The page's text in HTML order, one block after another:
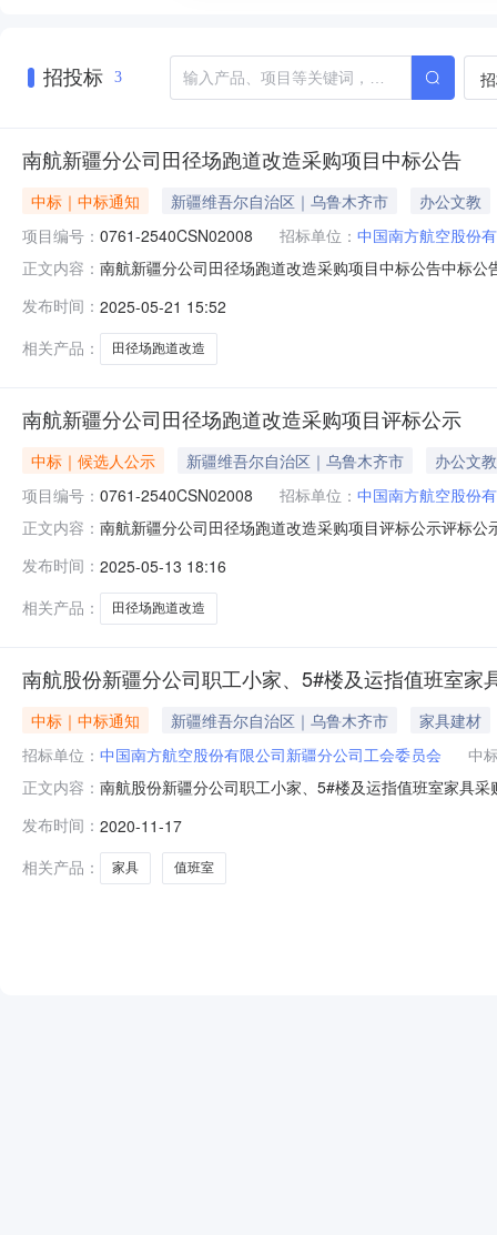
招投标 3
南航新疆分公司田径场跑道改造采购项目中标公告
中标｜中标通知 新疆维吾尔自治区｜乌鲁木齐市
办公文教
项目编号： 0761-2540CSN02008 招标单位： 中国南方航空股份
正文内容： 南航新疆分公司田径场跑道改造采购项目中标公告中标
程有限公司南航新疆分公司田径场跑道改造采购项目
发布时间： 2025-05-21 15:52
相关产品：
田径场跑道改造
南航新疆分公司田径场跑道改造采购项目评标公示
中标｜候选人公示 新疆维吾尔自治区｜乌鲁木齐市
办公文教
项目编号： 0761-2540CSN02008 招标单位： 中国南方航空股份
正文内容： 南航新疆分公司田径场跑道改造采购项目评标公示评标
含税总报价（单位：元，人民币）1新疆万恒建筑工程有
发布时间： 2025-05-13 18:16
相关产品：
田径场跑道改造
南航股份新疆分公司职工小家、5#楼及运指值班室家
中标｜中标通知 新疆维吾尔自治区｜乌鲁木齐市
家具建材
招标单位： 中国南方航空股份有限公司新疆分公司工会委员会
中
正文内容： 南航股份新疆分公司职工小家、5#楼及运指值班室家具
成交候选人如下：序号成交候选供应商成交项目成交金
作日（2020年1
发布时间： 2020-11-17
相关产品：
家具 值班室